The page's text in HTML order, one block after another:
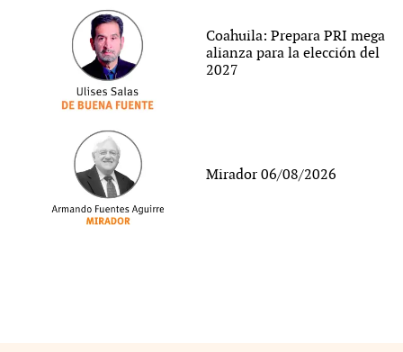
Coahuila: Prepara PRI mega
alianza para la elección del
2027
Mirador 06/08/2026